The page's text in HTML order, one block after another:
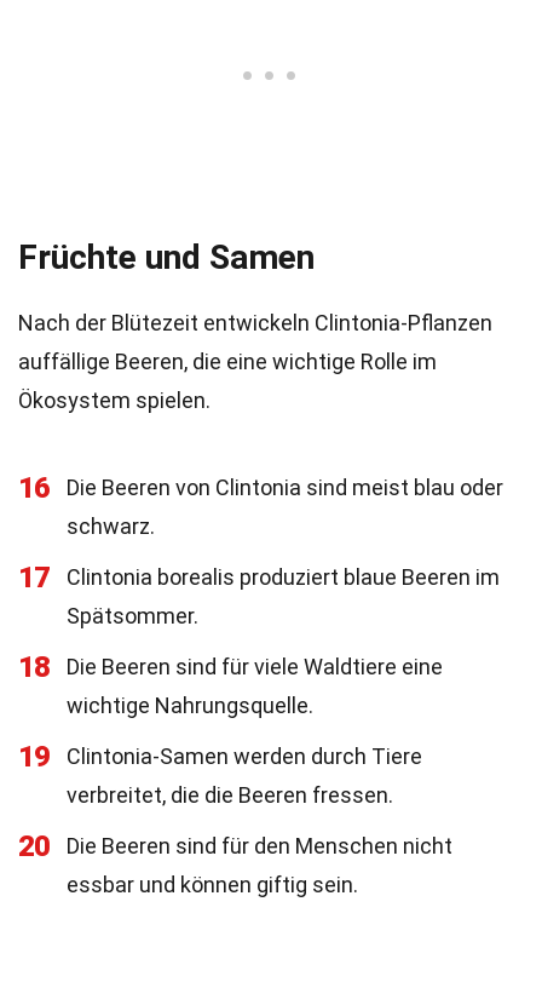
Früchte und Samen
Nach der Blütezeit entwickeln Clintonia-Pflanzen
auffällige Beeren, die eine wichtige Rolle im
Ökosystem spielen.
16
Die Beeren von Clintonia sind meist blau oder
schwarz.
17
Clintonia borealis produziert blaue Beeren im
Spätsommer.
18
Die Beeren sind für viele Waldtiere eine
wichtige Nahrungsquelle.
19
Clintonia-Samen werden durch Tiere
verbreitet, die die Beeren fressen.
20
Die Beeren sind für den Menschen nicht
essbar und können giftig sein.